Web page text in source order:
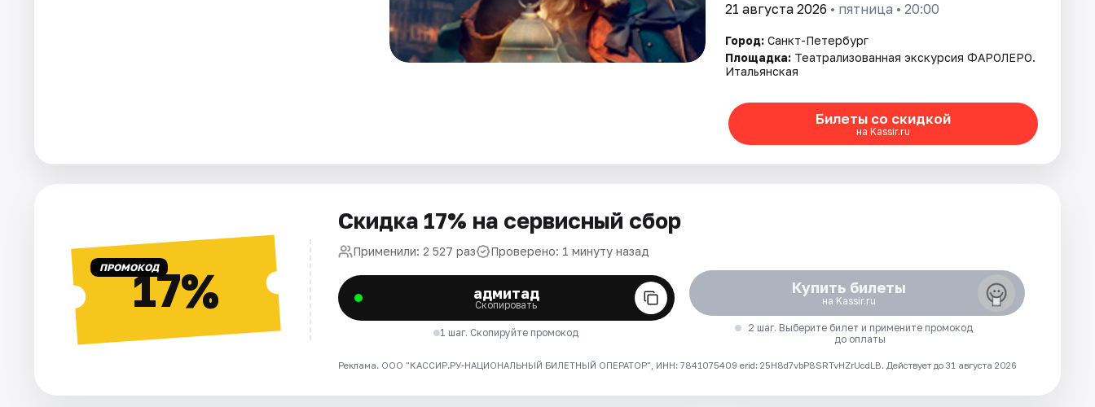
Рейтинги
21 августа 2026 • пятница • 20:00
Город: Санкт-Петербург
Площадка: Театрализованная экскурсия ФАРОЛЕРО.
Итальянская
Билеты со скидкой
на Kassir.ru
ПРОМОКОД17%
Скидка 17% на сервисный сбор
Применили: 2 527 раз Проверено: 1 минуту назад
адмитад
Скопировать
1 шаг. Скопируйте промокод
Купить билеты
на Kassir.ru
2 шаг. Выберите билет и примените промокод
до оплаты
Реклама. ООО "КАССИР.РУ-НАЦИОНАЛЬНЫЙ БИЛЕТНЫЙ ОПЕРАТОР", ИНН: 7841075409 erid: 25H8d7vbP8SRTvHZrUcdLB. Действует до 31 августа 2026